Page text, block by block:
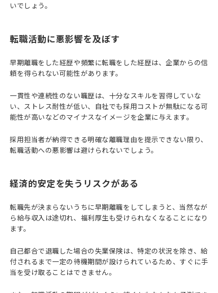
いでしょう。
転職活動に悪影響を及ぼす
早期離職をした経歴や頻繁に転職をした経歴は、企業からの信
頼を得られない可能性があります。
一貫性や連続性のない職歴は、十分なスキルを習得していな
い、ストレス耐性が低い、自社でも採用コストが無駄になる可
能性が高いなどのマイナスなイメージを企業に与えます。
採用担当者が納得できる明確な離職理由を提示できない限り、
転職活動への悪影響は避けられないでしょう。
経済的安定を失うリスクがある
転職先が決まらないうちに早期離職をしてしまうと、当然なが
ら給与収入は途切れ、福利厚生も受けられなくなることになり
ます。
自己都合で退職した場合の失業保険は、特定の状況を除き、給
付されるまで一定の待機期間が設けられているため、すぐに手
当を受け取ることはできません。